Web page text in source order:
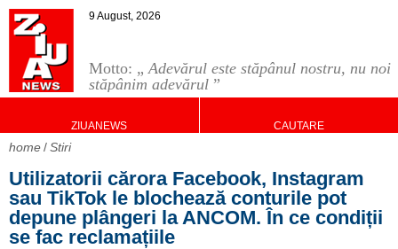
Motto: „Adevărul este stăpânul nostru, nu noi
stăpânim adevărul ”
9 August, 2026
ZIUANEWS CAUTARE
home Stiri
Utilizatorii cărora Facebook, Instagram
sau TikTok le blochează conturile pot
depune plângeri la ANCOM. În ce condiții
se fac reclamațiile